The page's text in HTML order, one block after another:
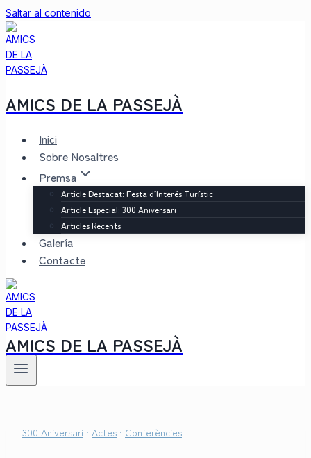
Saltar al contenido
AMICS DE LA PASSEJÀ
Inici
Sobre Nosaltres
Premsa
Article Destacat: Festa d’Interés Turístic
Article Especial: 300 Aniversari
Articles Recents
Galería
Contacte
AMICS DE LA PASSEJÀ
300 Aniversari · Actes · Conferències